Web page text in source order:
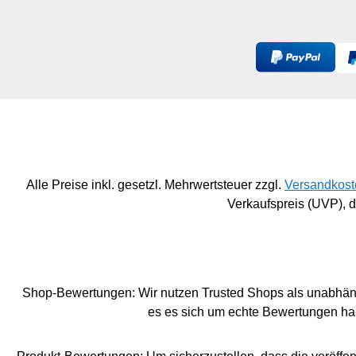
Vielfalt der saisonalen Obst-
Gericht inspirieren kann. Der
Aufsteller ist das perfekte
besondere
unsere liebste
Hause oder das
Praktisch: Spirale
Dankeschön:
Mitbringsel für
Alle Preise inkl. gesetzl. Mehrwertsteuer zzgl.
Verkaufspreis (UVP),
Shop-Bewertungen: Wir nutzen Trusted Shops als
es es sich um echte Bewertungen